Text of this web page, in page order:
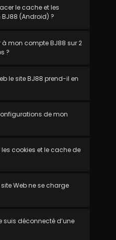
le cache et les
(Android) ?
mon compte BJ88 sur 2
?
le site BJ88 prend-il en
de mon
cookies et le cache de
Web ne se charge
suis déconnecté d’une